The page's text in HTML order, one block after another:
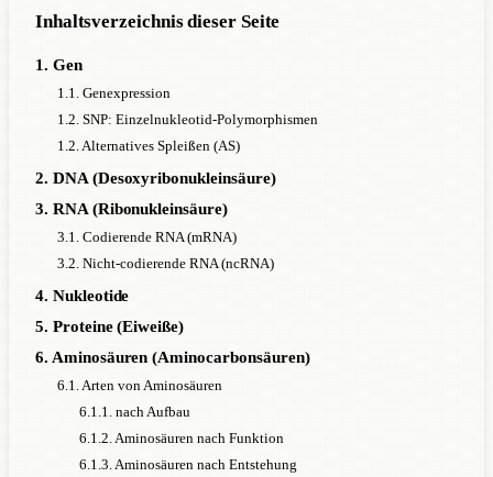
Inhaltsverzeichnis dieser Seite
1. Gen
1.1. Genexpression
1.2. SNP: Einzelnukleotid-Polymorphismen
1.2. Alternatives Spleißen (AS)
2. DNA (Desoxyribonukleinsäure)
3. RNA (Ribonukleinsäure)
3.1. Codierende RNA (mRNA)
3.2. Nicht-codierende RNA (ncRNA)
4. Nukleotide
5. Proteine (Eiweiße)
6. Aminosäuren (Aminocarbonsäuren)
6.1. Arten von Aminosäuren
6.1.1. nach Aufbau
6.1.2. Aminosäuren nach Funktion
6.1.3. Aminosäuren nach Entstehung